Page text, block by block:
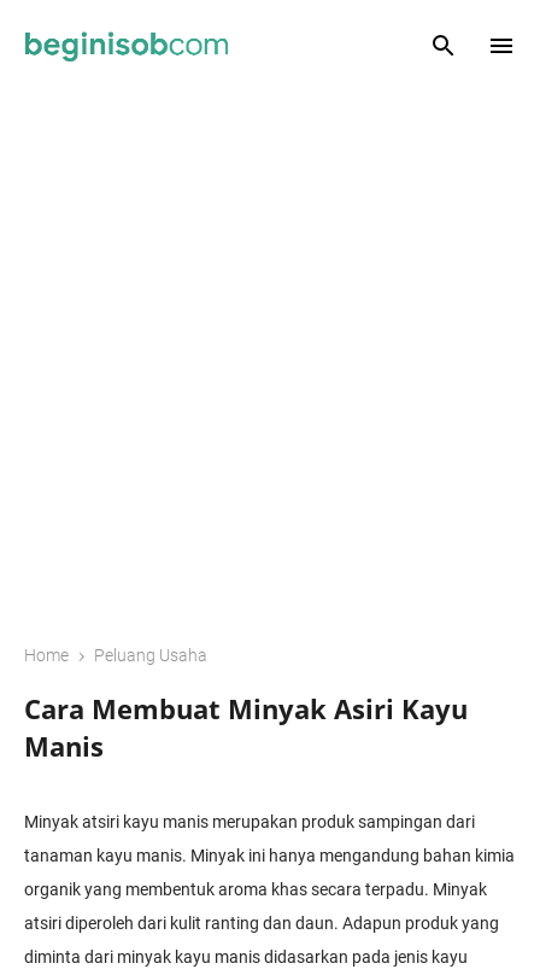
Home › Peluang Usaha
Cara Membuat Minyak Asiri Kayu
Manis
Minyak atsiri kayu manis merupakan produk sampingan dari
tanaman kayu manis. Minyak ini hanya mengandung bahan kimia
organik yang membentuk aroma khas secara terpadu. Minyak
atsiri diperoleh dari kulit ranting dan daun. Adapun produk yang
diminta dari minyak kayu manis didasarkan pada jenis kayu